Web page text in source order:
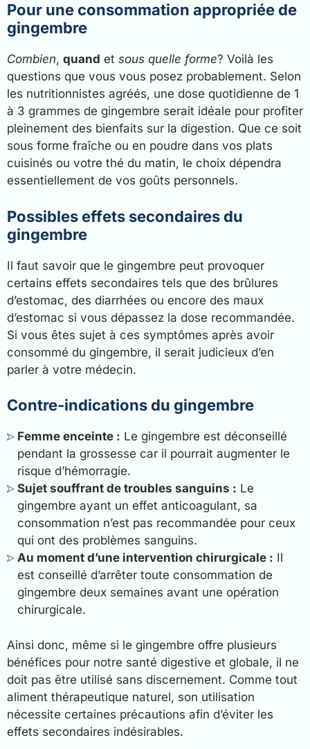
Pour une consommation appropriée de
gingembre
Combien, quand et sous quelle forme? Voilà les
questions que vous vous posez probablement. Selon
les nutritionnistes agréés, une dose quotidienne de 1
à 3 grammes de gingembre serait idéale pour profiter
pleinement des bienfaits sur la digestion. Que ce soit
sous forme fraîche ou en poudre dans vos plats
cuisinés ou votre thé du matin, le choix dépendra
essentiellement de vos goûts personnels.
Possibles effets secondaires du
gingembre
Il faut savoir que le gingembre peut provoquer
certains effets secondaires tels que des brûlures
d’estomac, des diarrhées ou encore des maux
d’estomac si vous dépassez la dose recommandée.
Si vous êtes sujet à ces symptômes après avoir
consommé du gingembre, il serait judicieux d’en
parler à votre médecin.
Contre-indications du gingembre
Femme enceinte : Le gingembre est déconseillé
pendant la grossesse car il pourrait augmenter le
risque d’hémorragie.
Sujet souffrant de troubles sanguins : Le
gingembre ayant un effet anticoagulant, sa
consommation n’est pas recommandée pour ceux
qui ont des problèmes sanguins.
Au moment d’une intervention chirurgicale : Il
est conseillé d’arrêter toute consommation de
gingembre deux semaines avant une opération
chirurgicale.
Ainsi donc, même si le gingembre offre plusieurs
bénéfices pour notre santé digestive et globale, il ne
doit pas être utilisé sans discernement. Comme tout
aliment thérapeutique naturel, son utilisation
nécessite certaines précautions afin d’éviter les
effets secondaires indésirables.